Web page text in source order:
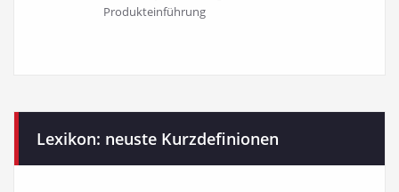
Produkteinführung
Lexikon: neuste Kurzdefinionen